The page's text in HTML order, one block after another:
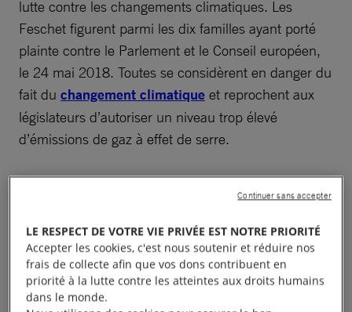
lutte contre les changements climatiques. Les
Feschet figurent parmi les dix familles ayant porté
plainte contre le Parlement et le Conseil européen,
le 24 mai 2018. Toutes se considèrent en danger du
fait du changement climatique et reprochent aux
législateurs d’autoriser un niveau trop élevé
d’émissions de gaz à effet de serre.
Pour maintenir le réchauffement
climatique global sous les + 2° C,
l’Europe doit réduire ses
LE RESPECT DE VOTRE VIE PRIVÉE EST NOTRE PRIORITÉ
Accepter les cookies, c'est nous soutenir et réduire nos
frais de collecte afin que vos dons contribuent en
priorité à la lutte contre les atteintes aux droits humains
dans le monde.
Continuer sans accepter